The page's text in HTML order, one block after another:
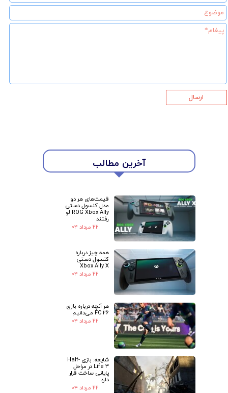
★
آخرین مطالب
قیمت‌های هر دو
مدل کنسول دستی
ROG Xbox Ally لو
رفتند
۲۲ مرداد ۰۴
همه چیز درباره
کنسول دستی
Xbox Ally X
۲۲ مرداد ۰۴
هر آنچه درباره بازی
FC 26 می‌دانیم
۲۲ مرداد ۰۴
شایعه: بازی Half-
Life 3 در مراحل
پایانی ساخت قرار
دارد
۲۲ مرداد ۰۴
ارسال